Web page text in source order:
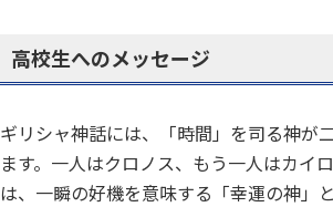
高校生へのメッセージ
ギリシャ神話には、「時間」を司る神が
ます。一人はクロノス、もう一人はカイ
は、一瞬の好機を意味する「幸運の神」